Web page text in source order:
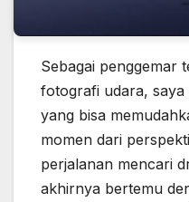
Sebagai penggemar
fotografi udara,
yang bisa
momen dari
perjalanan mencari
akhirnya bertemu